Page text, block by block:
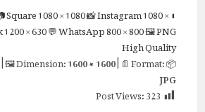
⬇ Original
Square1080 × 1080📸 Instagram1080 ×
1200 × 630💬 WhatsApp800 × 800🖼 PNG
High Quality
📦 Size:
| 🖼 Dimension:1600 × 1600| 📄 Format:
JPG
Post Views:323